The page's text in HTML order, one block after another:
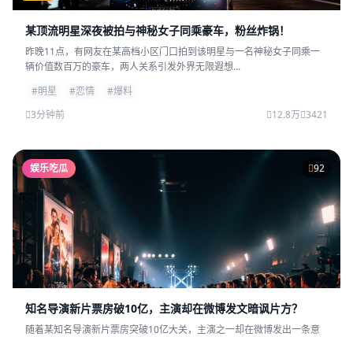
某顶流明星深夜被拍与神秘女子同乘豪车，粉丝炸锅！
昨晚11点，有网友在某高档小区门口拍到该明星与一名神秘女子同乘一
辆价值数百万的豪车，两人关系引发外界无限遐想...
#明星
#恋情
#爆料
3分钟前
12.8万 3421
娱乐吃瓜 92
知名导演新片票房破10亿，主演却在微博发文暗讽片方？
随着某知名导演新片票房突破10亿大关，主演之一却在微博发出一条意